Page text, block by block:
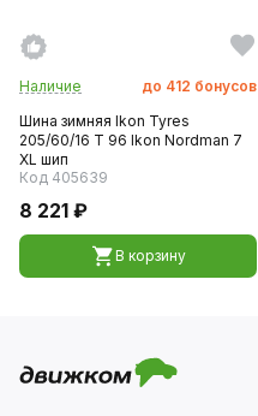
Наличие до 412 бонусов
Шина зимняя Ikon Tyres
205/60/16 T 96 Ikon Nordman 7
XL шип
Код 405639
8 221 ₽
В корзину